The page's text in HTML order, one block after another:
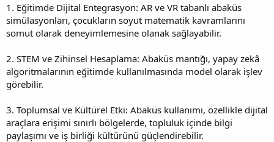
1. Eğitimde Dijital Entegrasyon: AR ve VR tabanlı abaküs
simülasyonları, çocukların soyut matematik kavramlarını
somut olarak deneyimlemesine olanak sağlayabilir.
2. STEM ve Zihinsel Hesaplama: Abaküs mantığı, yapay zekâ
algoritmalarının eğitimde kullanılmasında model olarak işlev
görebilir.
3. Toplumsal ve Kültürel Etki: Abaküs kullanımı, özellikle dijital
araçlara erişimi sınırlı bölgelerde, topluluk içinde bilgi
paylaşımı ve iş birliği kültürünü güçlendirebilir.